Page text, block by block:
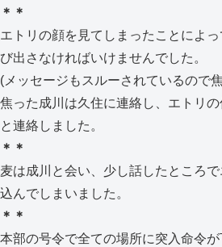
＊＊
エトリの顔を見てしまったことによ
び出さなければいけませんでした。
(メッセージもスルーされているので
焦った成川は久住に連絡し、エトリ
と連絡しました。
＊＊
麦は成川と会い、少し話したところ
込んでしまいました。
＊＊
本部の号令で全ての場所に突入命令